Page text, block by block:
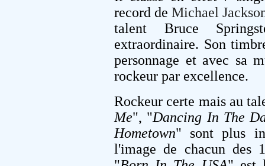
record de Michael
talent Bruce
extraordinaire. Son
personnage et avec sa
rockeur par excellence.
Rockeur certe mais au
Me", "Dancing In The
Hometown" sont plus
l'image de chacun des